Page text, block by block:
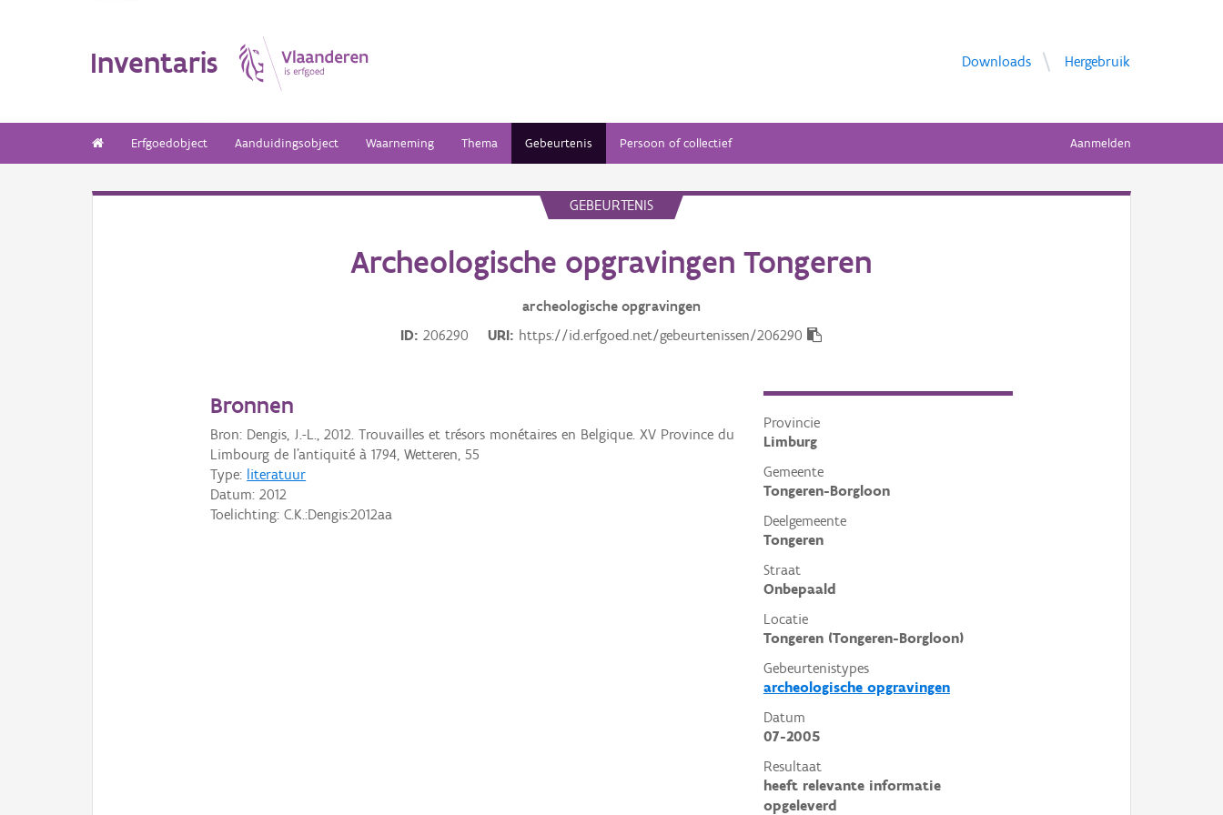
Inventaris Downloads Hergebruik
Erfgoedobject Aanduidingsobject Waarneming Thema Gebeurtenis Persoon of collectief Aanmelden
GEBEURTENIS
Archeologische opgravingen Tongeren
archeologische opgravingen
ID
206290 URI https://id.erfgoed.net/gebeurtenissen/206290
Provincie
Limburg
Gemeente
Tongeren-Borgloon
Deelgemeente
Tongeren
Straat
Onbepaald
Locatie
Tongeren (Tongeren-Borgloon)
Gebeurtenistypes
archeologische opgravingen
Datum
07-2005
Resultaat
heeft relevante informatie
opgeleverd
Bronnen
Bron: Dengis, J.-L., 2012. Trouvailles et trésors monétaires en Belgique. XV Province du
Limbourg de l'antiquité à 1794, Wetteren, 55
Type: literatuur
Datum:2012
Toelichting: C.K.:Dengis:2012aa